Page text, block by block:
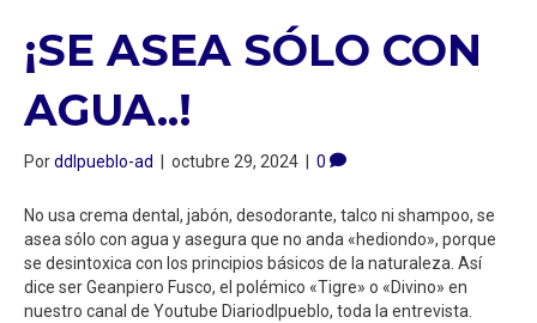
¡SE ASEA SÓLO CON
AGUA..!
Porddlpueblo-ad | octubre 29, 2024 | 0
No usa crema dental, jabón, desodorante, talco ni shampoo, se
asea sólo con agua y asegura que no anda «hediondo», porque
se desintoxica con los principios básicos de la naturaleza. Así
dice ser Geanpiero Fusco, el polémico «Tigre» o «Divino» en
nuestro canal de Youtube Diariodlpueblo, toda la entrevista.